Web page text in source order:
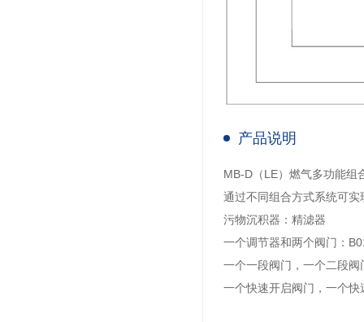
产品说明
MB-D（LE）燃气多功能组
通过不同组合方式系统可实
污物沉积器：精滤器
一个调节器和两个阀门：
一个一段阀门，一个二段阀
一个快速开启阀门，一个快